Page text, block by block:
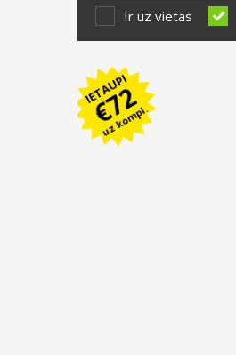
Ir uz vietas
IETAUPI
€
72
uz kompl.